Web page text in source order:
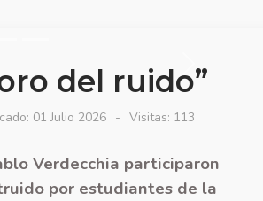
del ruido”
01 Julio 2026 Visitas: 113
Verdecchia participaron
por estudiantes de la